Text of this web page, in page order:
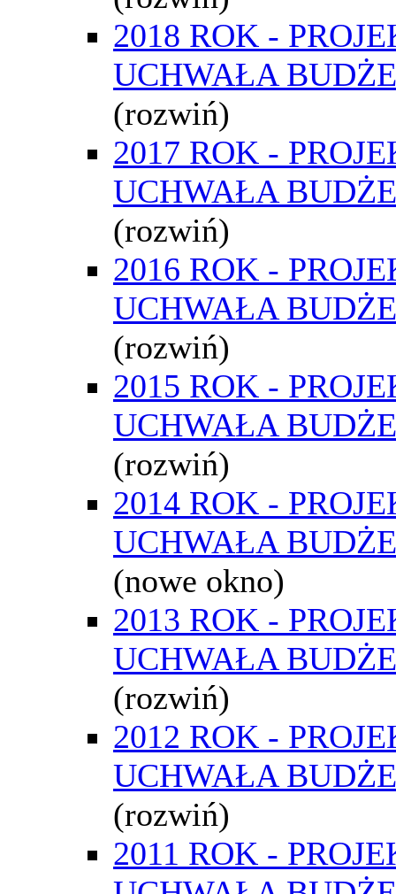
2018 ROK -
UCHWAŁA
(rozwiń)
2017 ROK -
UCHWAŁA
(rozwiń)
2016 ROK -
UCHWAŁA
(rozwiń)
2015 ROK -
UCHWAŁA
(rozwiń)
2014 ROK -
UCHWAŁA
(nowe okno)
2013 ROK -
UCHWAŁA
(rozwiń)
2012 ROK -
UCHWAŁA
(rozwiń)
2011 ROK -